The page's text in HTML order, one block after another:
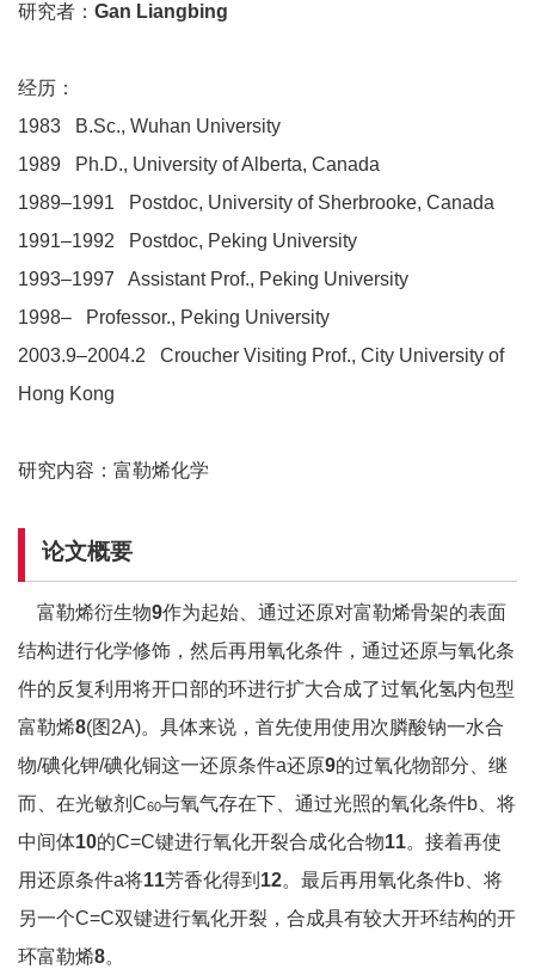
研究者： Gan Liangbing
经历：
1983 B.Sc., Wuhan University
1989 Ph.D., University of Alberta, Canada
1989–1991 Postdoc, University of Sherbrooke, Canada
1991–1992 Postdoc, Peking University
1993–1997 Assistant Prof., Peking University
1998– Professor., Peking University
2003.9–2004.2 Croucher Visiting Prof., City University of
Hong Kong
研究内容：富勒烯化学
论文概要
富勒烯衍生物9作为起始、通过还原对富勒烯骨架的表面
结构进行化学修饰，然后再用氧化条件，通过还原与氧化条
件的反复利用将开口部的环进行扩大合成了过氧化氢内包型
富勒烯8(图 2A)。具体来说，首先使用使用次膦酸钠一水合
物/碘化钾/碘化铜这一还原条件a还原9的过氧化物部分、继
而、在光敏剂 C60与氧气存在下、通过光照的氧化条件b、将
中间体10的C=C键进行氧化开裂合成化合物11。接着再使
用还原条件a将11芳香化得到 12。最后再用氧化条件b 、将
另一个C=C双键进行氧化开裂，合成具有较大开环结构的开
环富勒烯8。